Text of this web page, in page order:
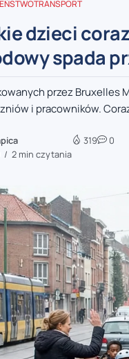
TRANSPORT
dzieci
spada
przez Bruxelles
i pracowników.
2 min czytania
319 0